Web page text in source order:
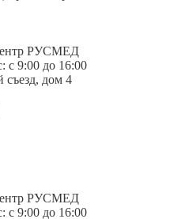
РУСМЕД
c 9:00 до 16:00
дом 4
РУСМЕД
c 9:00 до 16:00